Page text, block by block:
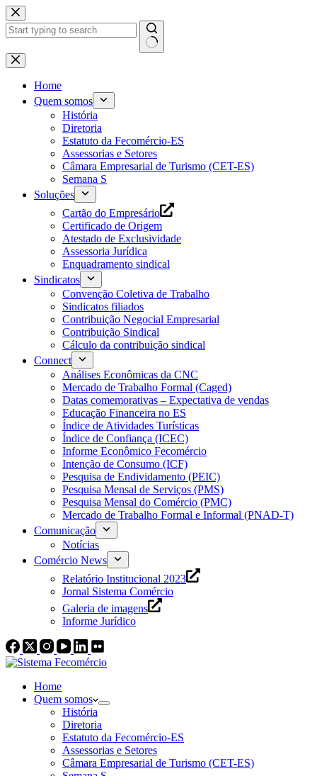
Pular
para
o
Home
Quem somos
História
Diretoria
Estatuto da Fecomércio-ES
Assessorias e Setores
Câmara Empresarial de Turismo (CET-ES)
Semana S
Soluções
Cartão do Empresário
Certificado de Origem
Atestado de Exclusividade
Assessoria Jurídica
Enquadramento sindical
Sindicatos
Convenção Coletiva de Trabalho
Sindicatos filiados
Contribuição Negocial Empresarial
Contribuição Sindical
Cálculo da contribuição sindical
Connect
Análises Econômicas da CNC
Mercado de Trabalho Formal (Caged)
Datas comemorativas – Expectativa de vendas
Educação Financeira no ES
Índice de Atividades Turísticas
Índice de Confiança (ICEC)
Informe Econômico Fecomércio
Intenção de Consumo (ICF)
Pesquisa de Endividamento (PEIC)
Pesquisa Mensal de Serviços (PMS)
Pesquisa Mensal do Comércio (PMC)
Mercado de Trabalho Formal e Informal (PNAD-T)
Comunicação
Notícias
Comércio News
Relatório Institucional 2023
Jornal Sistema Comércio
Galeria de imagens
Informe Jurídico
Home
Quem somos
História
Diretoria
Estatuto da Fecomércio-ES
Assessorias e Setores
Câmara Empresarial de Turismo (CET-ES)